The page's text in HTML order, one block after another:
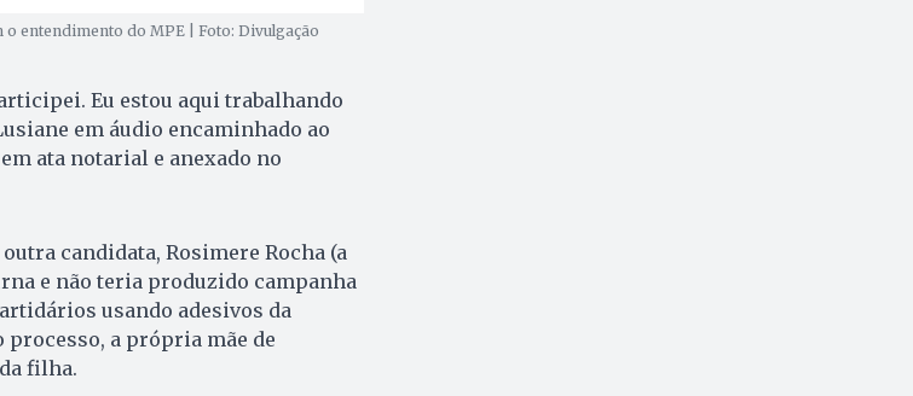
entendimento do MPE | Foto: Divulgação
Eu estou aqui trabalhando
em áudio encaminhado ao
ata notarial e anexado no
candidata, Rosimere Rocha (a
e não teria produzido campanha
usando adesivos da
processo, a própria mãe de
filha.